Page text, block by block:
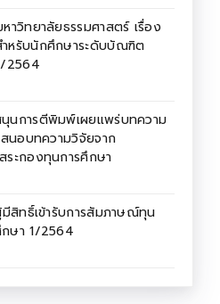
าวิทยาลัยธรรมศาสตร์ เรื่อง
หรับนักศึกษาระดับบัณฑิต
2564
นการตีพิมพ์เผยแพร่บทความ
สนอบทความวิจัยจาก
ระกองทุนการศึกษา
สิทธิ์เข้ารับการสัมภาษณ์ทุน
ษา 1/2564